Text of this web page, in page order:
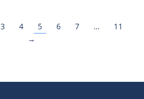
3 4 5 6 7 …
11
→